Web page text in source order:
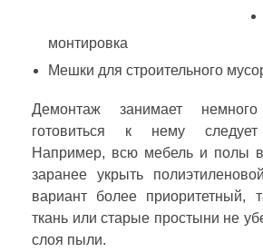
монтировка
Мешки для строительного
Демонтаж занимает
готовиться к нему следует
Например, всю мебель и полы
заранее укрыть
вариант более приоритетный,
ткань или старые простыни не
слоя пыли.